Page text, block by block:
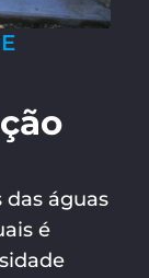
das águas
é